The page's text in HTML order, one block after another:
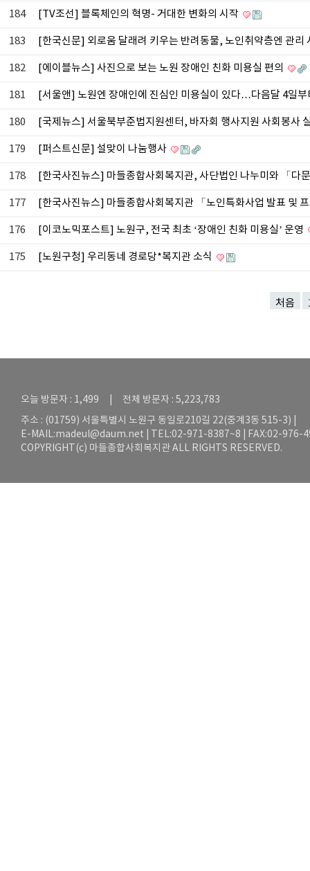
184 [TV조선] 블록체인의 혁명- 거대한 변화의 시작
183 [한국신문] 외로움 달래려 키우는 반려동물, 노인취약층엔 관리
182 [에이블뉴스] 사진으로 보는 노원 장애인 친화 미용실 편의
181 [서울앤] 노원엔 장애인에 진심인 미용실이 있다…다음달 4일
180 [국제뉴스] 서울북부준법지원센터, 바자회 행사지원 사회봉사
179 [퍼스트신문] 설맞이 나눔행사
178 [한국사진뉴스] 마들종합사회복지관, 사단법인 나누미와 「
177 [한국사진뉴스] 마들종합사회복지관 「노인특화사업 발표 및
176 [이코노믹포스트] 노원구, 전국 최초 ‘장애인 친화 미용실’ 운영
175 [노원구청] 우리동네 경로당*복지관 소식
처음
오늘 방문자 : 1,499 | 전체 방문자 : 5,223,783
주소 : (01759) 서울특별시 노원구 동일로210길 22(중계3동 515-3) |
E-MAIL:madeul@daum.net | TEL:02-971-8387~8 | FAX:02-976-
COPYRIGHT(c) 마들종합사회복지관 ALL RIGHTS RESERVED.